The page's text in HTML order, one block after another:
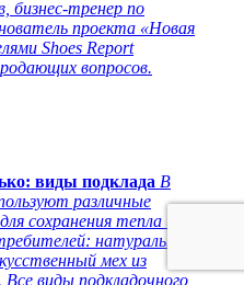
бизнес-тренер по
проекта «Новая
Shoes Report
вопросов.
виды подклада В
различные
сохранения тепла и
натуральную
мех из
виды подкладочного